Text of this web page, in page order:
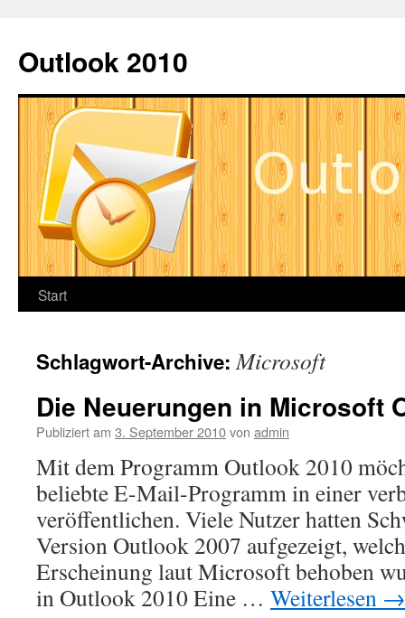
Inhalt
Outlook 2010
Start
Schlagwort-Archive:Microsoft
Die Neuerungen in Microsoft
Publiziert am 3. September 2010von admin
Mit dem Programm Outlook 2010
beliebte E-Mail-Programm in einer
veröffentlichen. Viele Nutzer hatten
Version Outlook 2007 aufgezeigt,
Erscheinung laut Microsoft behoben
in Outlook 2010 Eine … Weiterlesen →